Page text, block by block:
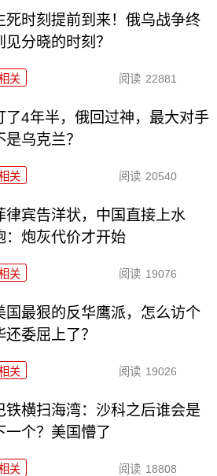
死时刻提前到来！俄乌战争终
见分晓的时刻？
关 阅读 22881
了4年半，俄回过神，最大对手
是乌克兰？
关 阅读 20540
律宾告洋状，中国直接上水
：炮灰代价才开始
关 阅读 19076
国最狠的反华鹰派，怎么访个
还委屈上了？
关 阅读 19026
铁横扫海湾：沙科之后谁会是
一个？美国懵了
关 阅读 18808